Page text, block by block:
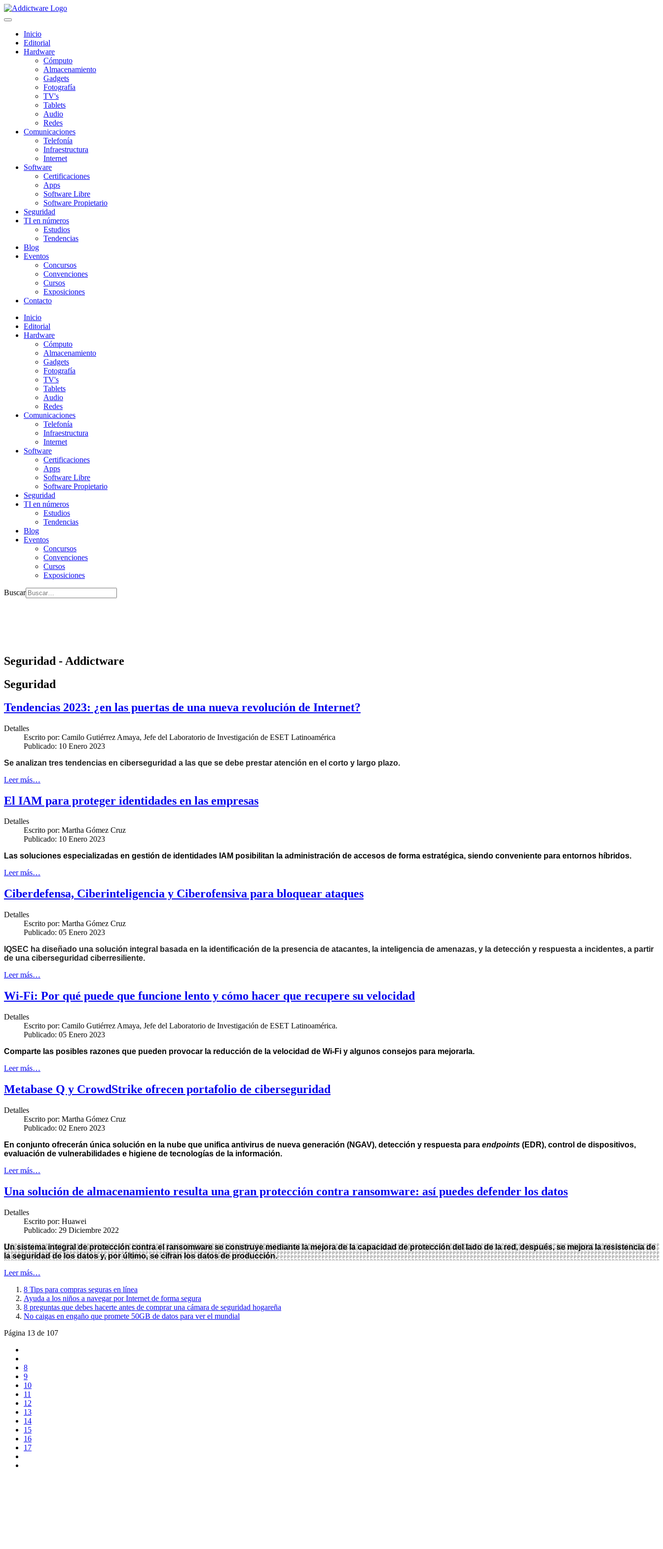
Inicio
Editorial
Hardware
Cómputo
Almacenamiento
Gadgets
Fotografía
TV's
Tablets
Audio
Redes
Comunicaciones
Telefonía
Infraestructura
Internet
Software
Certificaciones
Apps
Software Libre
Software Propietario
Seguridad
TI en números
Estudios
Tendencias
Blog
Eventos
Concursos
Convenciones
Cursos
Exposiciones
Contacto
Inicio
Editorial
Hardware
Cómputo
Almacenamiento
Gadgets
Fotografía
TV's
Tablets
Audio
Redes
Comunicaciones
Telefonía
Infraestructura
Internet
Software
Certificaciones
Apps
Software Libre
Software Propietario
Seguridad
TI en números
Estudios
Tendencias
Blog
Eventos
Concursos
Convenciones
Cursos
Exposiciones
Buscar
Seguridad - Addictware
Seguridad
Tendencias 2023: ¿en las puertas de una nueva revolución de Internet?
Detalles
Escrito por: Camilo Gutiérrez Amaya, Jefe del Laboratorio de Investigación de ESET Latinoamérica
Publicado: 10 Enero 2023
Se analizan tres tendencias en ciberseguridad a las que se debe prestar atención en el corto y largo plazo.
Leer más…
El IAM para proteger identidades en las empresas
Detalles
Escrito por: Martha Gómez Cruz
Publicado: 10 Enero 2023
Las soluciones especializadas en gestión de identidades IAM posibilitan la administración de accesos de forma estratégica, siendo conveniente para entornos híbridos.
Leer más…
Ciberdefensa, Ciberinteligencia y Ciberofensiva para bloquear ataques
Detalles
Escrito por: Martha Gómez Cruz
Publicado: 05 Enero 2023
IQSEC ha diseñado una solución integral basada en la identificación de la presencia de atacantes, la inteligencia de amenazas, y la detección y respuesta a incidentes, a partir
de una ciberseguridad ciberresiliente.
Leer más…
Wi-Fi: Por qué puede que funcione lento y cómo hacer que recupere su velocidad
Detalles
Escrito por: Camilo Gutiérrez Amaya, Jefe del Laboratorio de Investigación de ESET Latinoamérica.
Publicado: 05 Enero 2023
Comparte las posibles razones que pueden provocar la reducción de la velocidad de Wi-Fi y algunos consejos para mejorarla.
Leer más…
Metabase Q y CrowdStrike ofrecen portafolio de ciberseguridad
Detalles
Escrito por: Martha Gómez Cruz
Publicado: 02 Enero 2023
En conjunto ofrecerán única solución en la nube que unifica antivirus de nueva generación (NGAV), detección y respuesta para endpoints (EDR), control de dispositivos,
evaluación de vulnerabilidades e higiene de tecnologías de la información.
Leer más…
Una solución de almacenamiento resulta una gran protección contra ransomware: así puedes defender los datos
Detalles
Escrito por: Huawei
Publicado: 29 Diciembre 2022
Un sistema integral de protección contra el ransomware se construye mediante la mejora de la capacidad de protección del lado de la red, después, se mejora la resistencia de
la seguridad de los datos y, por último, se cifran los datos de producción.
Leer más…
8 Tips para compras seguras en línea
Ayuda a los niños a navegar por Internet de forma segura
8 preguntas que debes hacerte antes de comprar una cámara de seguridad hogareña
No caigas en engaño que promete 50GB de datos para ver el mundial
Página 13 de 107
8
9
10
11
12
13
14
15
16
17